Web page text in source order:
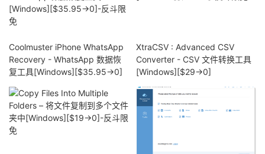
Coolmuster iPhone WhatsApp
Recovery - WhatsApp 数据恢
复工具[Windows][$35.95→0]
XtraCSV : Advanced CSV
Converter - CSV 文件转换工具
[Windows][$29→0]